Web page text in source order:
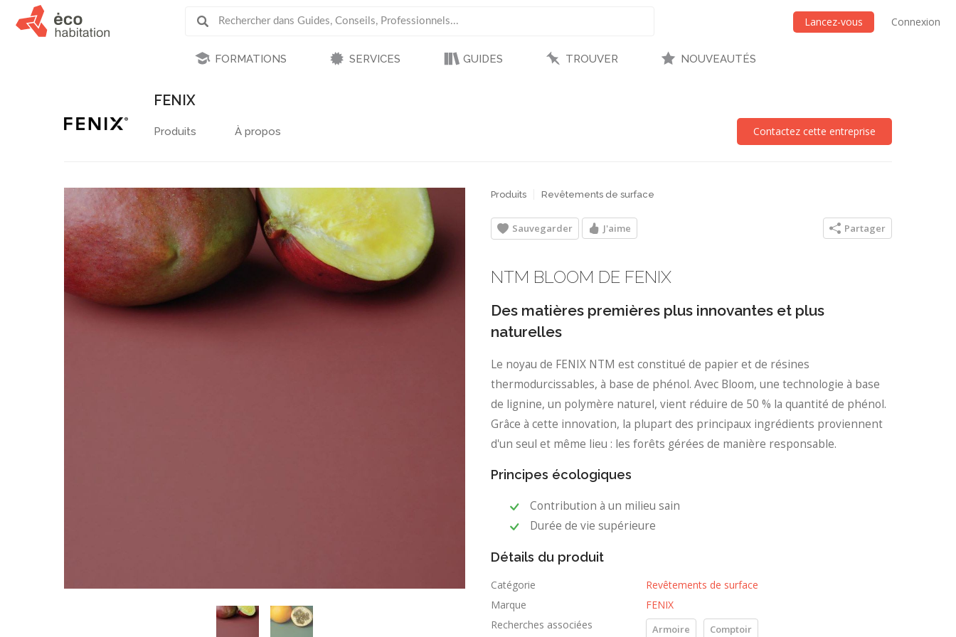
Lancez-vous Connexion
FORMATIONS SERVICES GUIDES TROUVER NOUVEAUTÉS
FENIX
Contactez cette entreprise
Produits À propos
Produits Revêtements de surface
Sauvegarder J'aime Partager
NTM BLOOM DE FENIX
Des matières premières plus innovantes et plus
naturelles
Le noyau de FENIX NTM est constitué de papier et de résines
thermodurcissables, à base de phénol. Avec Bloom, une technologie à base
de lignine, un polymère naturel, vient réduire de 50 % la quantité de phénol.
Grâce à cette innovation, la plupart des principaux ingrédients proviennent
d'un seul et même lieu : les forêts gérées de manière responsable.
Principes écologiques
Contribution à un milieu sain
Durée de vie supérieure
Détails du produit
Catégorie
Revêtements de surface
Marque
FENIX
Recherches associées
Armoire Comptoir